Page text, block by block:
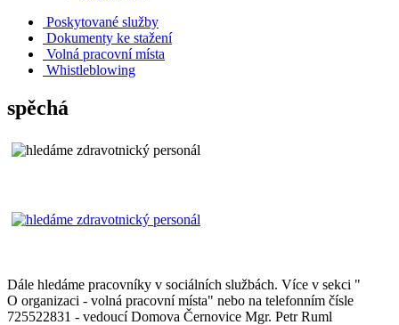
Poskytované služby
Dokumenty ke stažení
Volná pracovní místa
Whistleblowing
spěchá
Dále hledáme pracovníky v sociálních službách. Více v sekci "
O organizaci - volná pracovní místa" nebo na telefonním čísle
725522831 - vedoucí Domova Černovice Mgr. Petr Ruml